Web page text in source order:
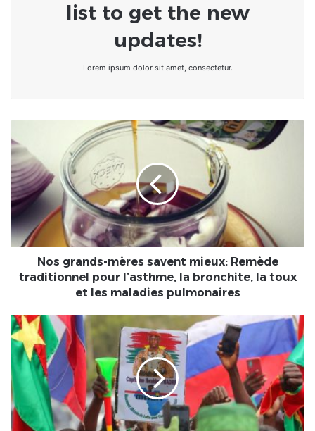
list to get the new
updates!
Lorem ipsum dolor sit amet, consectetur.
grands-
mères
savent
mieux:
Remède
traditionnel
pour
l’asthme,
bronchite,
et
les
maladies
pulmonaires
Nos grands-mères savent mieux: Remède
traditionnel pour l’asthme, la bronchite, la toux
et les maladies pulmonaires
Burkina
Faso
Tentative
de
coup
d’état
déjouée